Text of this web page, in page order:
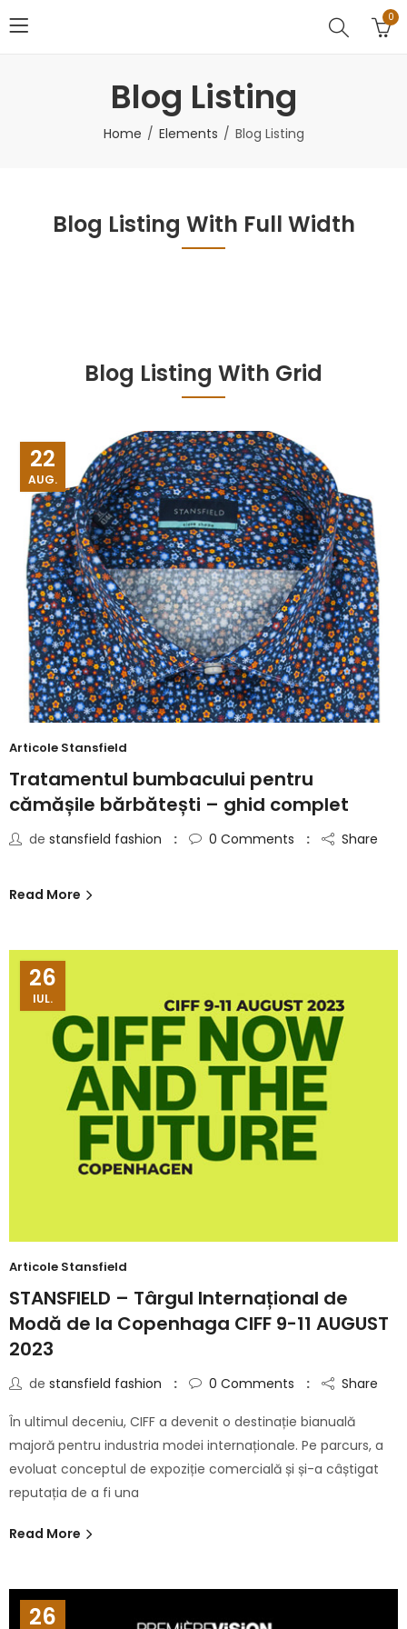
0
Blog Listing
Home Elements Blog Listing
Blog Listing With Full Width
Blog Listing With Grid
22
AUG.
Articole Stansfield
Tratamentul bumbacului pentru
cămășile bărbătești – ghid complet
de stansfield fashion 0 Comments Share
Read More
26
IUL.
Articole Stansfield
STANSFIELD – Târgul Internațional de
Modă de la Copenhaga CIFF 9-11 AUGUST
2023
de stansfield fashion 0 Comments Share
În ultimul deceniu, CIFF a devenit o destinație bianuală
majoră pentru industria modei internaționale. Pe parcurs, a
evoluat conceptul de expoziție comercială și și-a câștigat
reputația de a fi una
Read More
26